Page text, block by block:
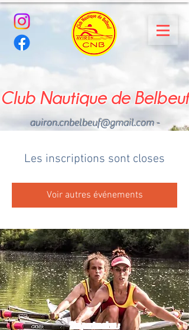
Club Nautique de Belbeuf
aviron.cnbelbeuf@gmail.com-
Les inscriptions sont closes
Voir autres événements
Nos partenaires :